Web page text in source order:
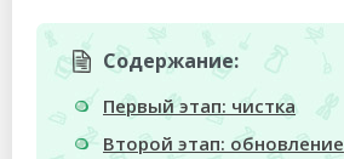
Содержание:
Первый этап: чистка
Второй этап: обновление